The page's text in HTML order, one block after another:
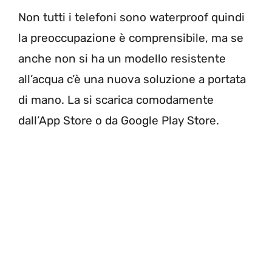
Non tutti i telefoni sono waterproof quindi
la preoccupazione è comprensibile, ma se
anche non si ha un modello resistente
all’acqua c’è una nuova soluzione a portata
di mano. La si scarica comodamente
dall’App Store o da Google Play Store.